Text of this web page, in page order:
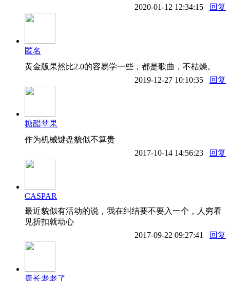
2020-01-12 12:34:15
回复
匿名
黄金版果然比2.0的容易学一些，都是歌曲，不枯燥。
2019-12-27 10:10:35
回复
糖醋苹果
作为机械键盘貌似不算贵
2017-10-14 14:56:23
回复
CASPAR
最近貌似有活动的说，我在纠结要不要入一个，人穷看
见折扣就动心
2017-09-22 09:27:41
回复
唐长老老了